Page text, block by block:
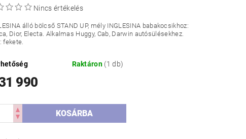
Nincs értékelés
álló bölcső STAND UP, mély INGLESINA babakocsikhoz:
Dior, Electa. Alkalmas Huggy, Cab, Darwin autósülésekhez.
fekete.
Raktáron (1 db)
990